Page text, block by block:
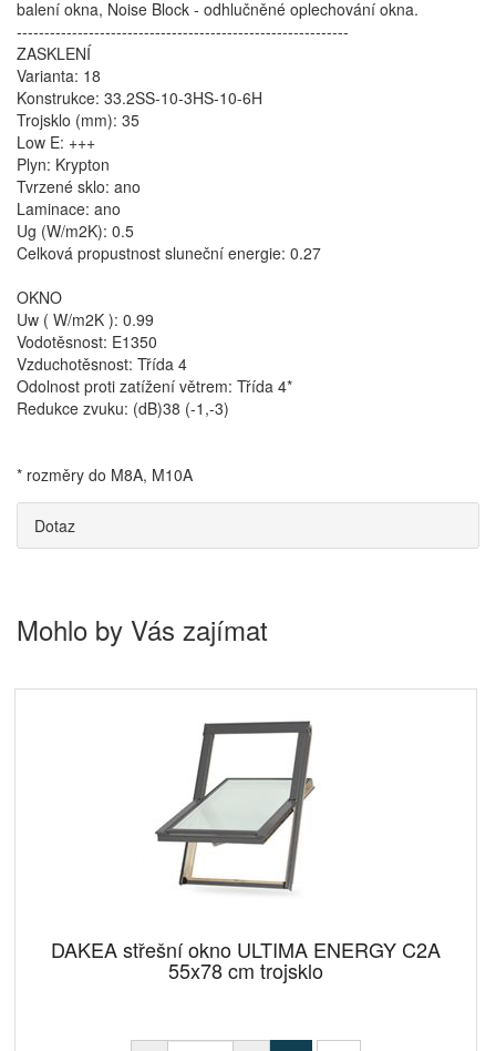
balení okna, Noise Block - odhlučněné oplechování okna.
------------------------------------------------------------
ZASKLENÍ
Varianta: 18
Konstrukce: 33.2SS-10-3HS-10-6H
Trojsklo (mm): 35
Low E: +++
Plyn: Krypton
Tvrzené sklo: ano
Laminace: ano
Ug (W/m2K): 0.5
Celková propustnost sluneční energie: 0.27
OKNO
Uw ( W/m2K ): 0.99
Vodotěsnost: E1350
Vzduchotěsnost: Třída 4
Odolnost proti zatížení větrem: Třída 4*
Redukce zvuku: (dB)38 (-1,-3)
* rozměry do M8A, M10A
Dotaz
Mohlo by Vás zajímat
DAKEA střešní okno ULTIMA ENERGY C2A
55x78 cm trojsklo